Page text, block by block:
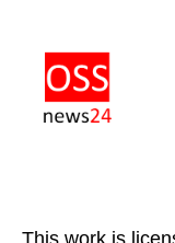
This work is